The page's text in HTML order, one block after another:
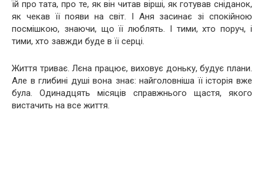
їй про тата, про те, як він читав вірші, як готував сніданок,
як чекав її появи на світ. І Аня засинає зі спокійною
посмішкою, знаючи, що її люблять. І тими, хто поруч, і
тими, хто завжди буде в її серці.
Життя триває. Лєна працює, виховує доньку, будує плани.
Але в глибині душі вона знає: найголовніша її історія вже
була. Одинадцять місяців справжнього щастя, якого
вистачить на все життя.